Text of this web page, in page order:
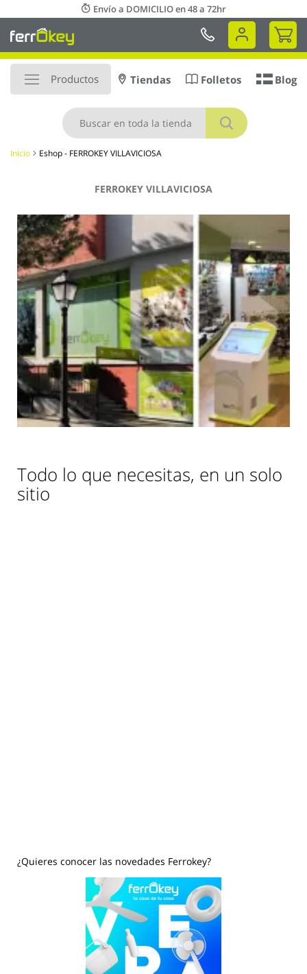
al
contenido
Envío a DOMICILIO en 48 a 72hr
Mi
Productos
Buscar
Tiendas Folletos Blog
Inicio Eshop - FERROKEY VILLAVICIOSA
FERROKEY VILLAVICIOSA
Todo lo que necesitas, en un solo
sitio
¿Quieres conocer las novedades Ferrokey?